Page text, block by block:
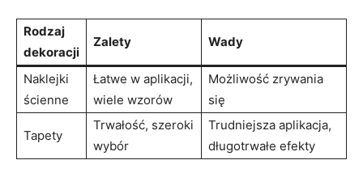
Rodzaj
dekoracji
Zalety Wady
Naklejki‍
ścienne
Łatwe w aplikacji,
wiele wzorów
Możliwość zrywania
się
Tapety
Trwałość, szeroki
wybór
Trudniejsza aplikacja,⁢
długotrwałe efekty